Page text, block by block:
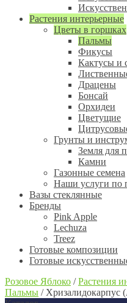
Растения интерьерные
Цветы в горшках
Пальмы
Фикусы
Кактусы и
Драцены
Бонсай
Орхидеи
Цветущие
Грунты и
Земля для
Камни
Газонные семена
Наши услуги по
Вазы стеклянные
Бренды
Pink Apple
Lechuza
Treez
Готовые композиции
Готовые
Розовое Яблоко /Растения
Пальмы / Хризалидокарпус